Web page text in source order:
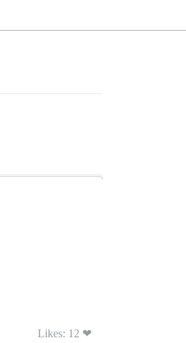
Likes: 12 ❤